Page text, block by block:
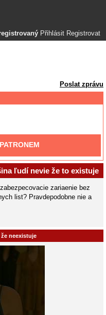
Přihlásit Registrovat
Poslat zprávu
ľudí nevie že to existuje
zariaenie bez
list? Pravdepodobne nie a
neexistuje